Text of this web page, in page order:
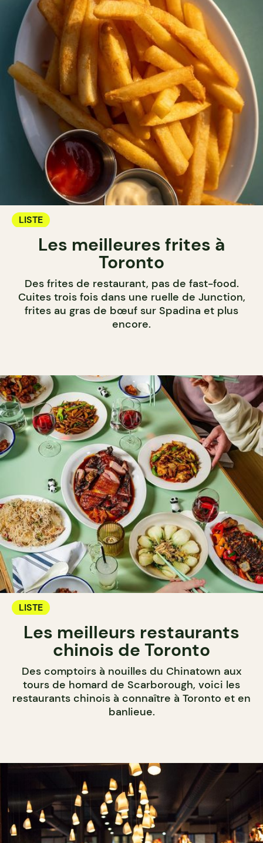
LISTE
Les meilleures frites à
Toronto
Des frites de restaurant, pas de fast-food.
Cuites trois fois dans une ruelle de Junction,
frites au gras de bœuf sur Spadina et plus
encore.
LISTE
Les meilleurs restaurants
chinois de Toronto
Des comptoirs à nouilles du Chinatown aux
tours de homard de Scarborough, voici les
restaurants chinois à connaître à Toronto et en
banlieue.